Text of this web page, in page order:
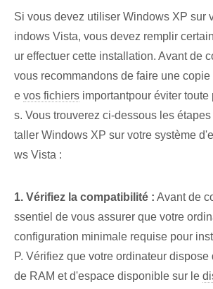
Si vous devez utiliser Windows XP sur
indows Vista, vous devez remplir
ur effectuer cette installation. Avant de
vous recommandons de faire une copie
e vos fichiers important⁤pour éviter
s. Vous trouverez ci-dessous les
taller Windows XP sur votre système
ws Vista :
1. Vérifiez la compatibilité : Avant de
ssentiel de vous assurer que votre
configuration minimale requise pour
P. Vérifiez que‌ votre ordinateur dispose
de RAM et d'espace disponible sur le